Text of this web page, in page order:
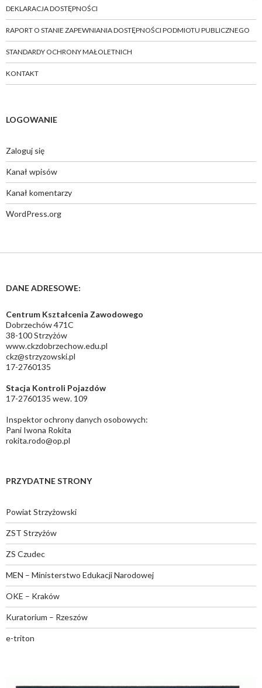
DEKLARACJA DOSTĘPNOŚCI
RAPORT O STANIE ZAPEWNIANIA DOSTĘPNOŚCI PODMIOTU PUBLICZNEGO
STANDARDY OCHRONY MAŁOLETNICH
KONTAKT
LOGOWANIE
Zaloguj się
Kanał wpisów
Kanał komentarzy
WordPress.org
DANE ADRESOWE:
Centrum Kształcenia Zawodowego
Dobrzechów 471C
38-100 Strzyżów
www.ckzdobrzechow.edu.pl
ckz@strzyzowski.pl
17-2760135
Stacja Kontroli Pojazdów
17-2760135 wew. 109
Inspektor ochrony danych osobowych:
Pani Iwona Rokita
rokita.rodo@op.pl
PRZYDATNE STRONY
Powiat Strzyżowski
ZST Strzyżów
ZS Czudec
MEN – Ministerstwo Edukacji Narodowej
OKE – Kraków
Kuratorium – Rzeszów
e-triton